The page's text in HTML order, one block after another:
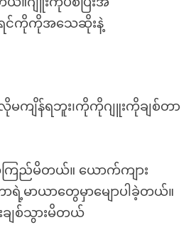
ရင်ကိုကိုအသေဆိုးနဲ့
ျိန်ရဘူး၊ကိုကိုဂျူးကိုချစ်တာ
ြည်မိတယ်။ ယောက်ကျား
ရဲ့မာယာတွေမှာမျောပါခဲ့တယ်။
ျစ်သွားမိတယ်